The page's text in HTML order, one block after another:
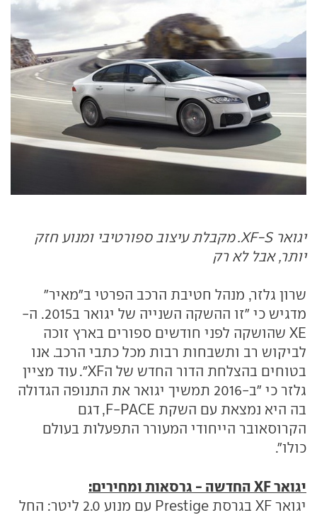
יגואר XF-S. מקבלת עיצוב ספורטיבי ומנוע חזק
יותר, אבל לא רק
שרון גלזר, מנהל חטיבת הרכב הפרטי ב"מאיר"
מדגיש כי "זו ההשקה השנייה של יגואר ב2015. ה-
XE שהושקה לפני חודשים ספורים בארץ זוכה
לביקוש רב ותשבחות רבות מכל כתבי הרכב. אנו
בטוחים בהצלחת הדור החדש של הXF". עוד מציין
גלזר כי "ב-2016 תמשיך יגואר את התנופה הגדולה
בה היא נמצאת עם השקת F-PACE, דגם
הקרוסאובר הייחודי המעורר התפעלות בעולם
כולו".
יגואר XF החדשה - גרסאות ומחירים:
יגואר XF בגרסת Prestige עם מנוע 2.0 ליטר: החל